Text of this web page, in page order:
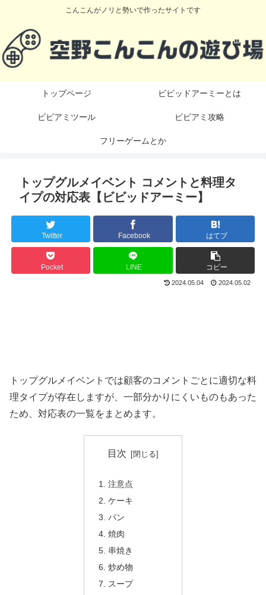
こんこんがノリと勢いで作ったサイトです
トップページ ビビッドアーミーとは
ビビアミツール ビビアミ攻略
フリーゲームとか
トップグルメイベント コメントと料理タ
イプの対応表【ビビッドアーミー】
Twitter Facebook はてブ
Pocket LINE コピー
2024.05.04 2024.05.02
トップグルメイベントでは顧客のコメントごとに適切な料
理タイプが存在しますが、一部分かりにくいものもあった
ため、対応表の一覧をまとめます。
目次
注意点
ケーキ
パン
焼肉
串焼き
炒め物
スープ